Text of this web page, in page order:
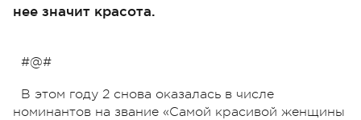
нее значит красота.
#@#
В этом году 2 снова оказалась в числе
номинантов на звание «Самой красивой женщины